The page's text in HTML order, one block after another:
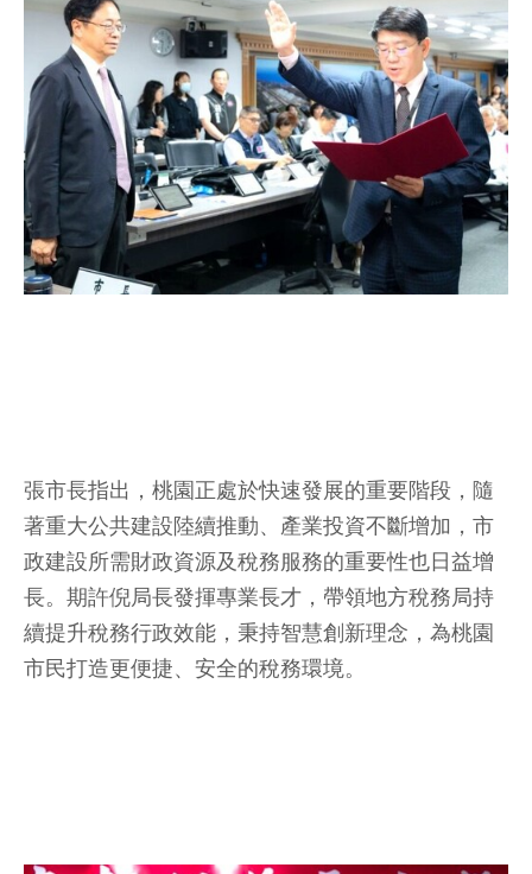
張市長指出，桃園正處於快速發展的重要階段，隨
著重大公共建設陸續推動、產業投資不斷增加，市
政建設所需財政資源及稅務服務的重要性也日益增
長。期許倪局長發揮專業長才，帶領地方稅務局持
續提升稅務行政效能，秉持智慧創新理念，為桃園
市民打造更便捷、安全的稅務環境。